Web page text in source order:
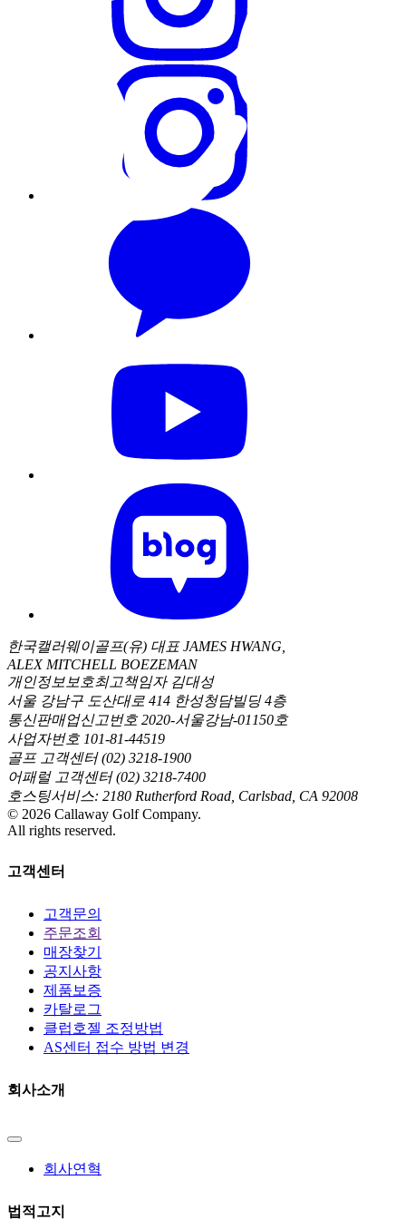
한국캘러웨이골프(유) 대표 JAMES HWANG,
ALEX MITCHELL BOEZEMAN
개인정보보호최고책임자 김대성
서울 강남구 도산대로 414 한성청담빌딩 4층
통신판매업신고번호 2020-서울강남-01150호
사업자번호 101-81-44519
골프 고객센터 (02) 3218-1900
어패럴 고객센터 (02) 3218-7400
호스팅서비스: 2180 Rutherford Road, Carlsbad, CA 92008
© 2026 Callaway Golf Company.
All rights reserved.
고객센터
고객문의
주문조회
매장찾기
공지사항
제품보증
카탈로그
클럽호젤 조정방법
AS센터 접수 방법 변경
회사소개
회사연혁
법적고지